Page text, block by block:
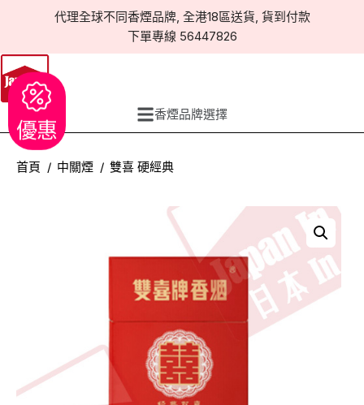
代理全球不同香煙品牌, 全港18區送貨, 貨到付款
下單專線 56447826
香煙品牌選擇
首頁 中關煙 雙喜 硬經典
優惠